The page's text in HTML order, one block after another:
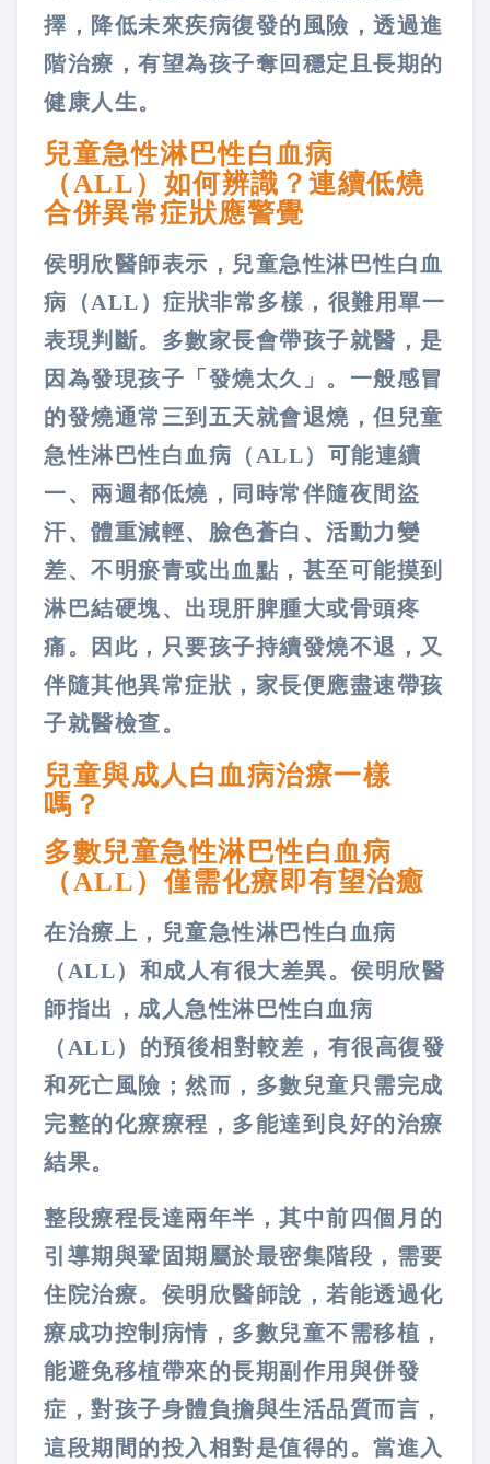
擇，降低未來疾病復發的風險，透過進
階治療，有望為孩子奪回穩定且長期的
健康人生。
兒童急性淋巴性白血病
（ALL）如何辨識？ 連續低燒
合併異常症狀應警覺
侯明欣醫師表示，兒童急性淋巴性白血
病（ALL）症狀非常多樣，很難用單一
表現判斷。多數家長會帶孩子就醫，是
因為發現孩子「發燒太久」。一般感冒
的發燒通常三到五天就會退燒，但兒童
急性淋巴性白血病（ALL）可能連續
一、兩週都低燒，同時常伴隨夜間盜
汗、體重減輕、臉色蒼白、活動力變
差、不明瘀青或出血點，甚至可能摸到
淋巴結硬塊、出現肝脾腫大或骨頭疼
痛。因此，只要孩子持續發燒不退，又
伴隨其他異常症狀，家長便應盡速帶孩
子就醫檢查。
兒童與成人白血病治療一樣
嗎？
多數兒童急性淋巴性白血病
（ALL）僅需化療即有望治癒
在治療上，兒童急性淋巴性白血病
（ALL）和成人有很大差異。侯明欣醫
師指出，成人急性淋巴性白血病
（ALL）的預後相對較差，有很高復發
和死亡風險；然而，多數兒童只需完成
完整的化療療程，多能達到良好的治療
結果。
整段療程長達兩年半，其中前四個月的
引導期與鞏固期屬於最密集階段，需要
住院治療。侯明欣醫師說，若能透過化
療成功控制病情，多數兒童不需移植，
能避免移植帶來的長期副作用與併發
症，對孩子身體負擔與生活品質而言，
這段期間的投入相對是值得的。當進入